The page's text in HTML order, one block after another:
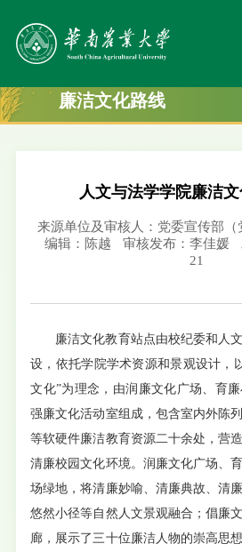
廉洁文化路线
人文与法学学院廉洁
来源单位及审核人：党委宣传部（
编辑：陈越
审核发布：李佳媛
21
廉洁文化教育站点由校纪委和人
设，依托学院学术资源和景观设计，
文化”为理念，由润廉文化广场、育廉
强廉文化活动室组成，包含室内外陈
等软硬件廉洁教育资源二十余处，营
清廉校园文化环境。润廉文化广场、
场绿地，将清廉妙喻、清廉典故、清
悠然小径等自然人文景观融合；倡廉
廊，展示了三十位廉洁人物的崇高思